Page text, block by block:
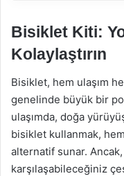
Bisiklet Kiti:
Kolaylaştırın
Bisiklet, hem ulaşım
genelinde büyük bir
ulaşımda, doğa
bisiklet kullanmak,
alternatif sunar.
karşılaşabileceğiniz